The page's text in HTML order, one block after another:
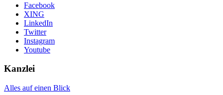
Facebook
XING
LinkedIn
Twitter
Instagram
Youtube
Kanzlei
Alles auf einen Blick